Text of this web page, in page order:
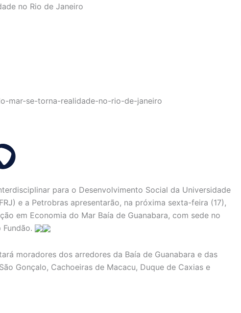
no Rio de Janeiro
para o Desenvolvimento Social da Universidade
e a Petrobras apresentarão, na próxima sexta-feira (17),
em Economia do Mar Baía de Guanabara, com sede no
moradores dos arredores da Baía de Guanabara e das
Gonçalo, Cachoeiras de Macacu, Duque de Caxias e